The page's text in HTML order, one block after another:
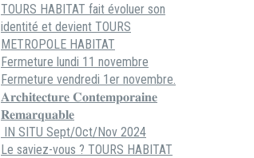
TOURS HABITAT fait évoluer son
identité et devient TOURS
METROPOLE HABITAT
Fermeture lundi 11 novembre
Fermeture vendredi 1er novembre.
𝐀𝐫𝐜𝐡𝐢𝐭𝐞𝐜𝐭𝐮𝐫𝐞 𝐂𝐨𝐧𝐭𝐞𝐦𝐩𝐨𝐫𝐚𝐢𝐧𝐞
𝐑𝐞𝐦𝐚𝐫𝐪𝐮𝐚𝐛𝐥𝐞
IN SITU Sept/Oct/Nov 2024
Le saviez-vous ? TOURS HABITAT